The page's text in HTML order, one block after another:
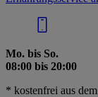
Mo. bis So.
08:00 bis 20:00
* kostenfrei aus